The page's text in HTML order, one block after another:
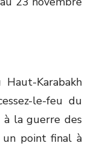
Karabakh
le-feu du
la guerre des
un point final à